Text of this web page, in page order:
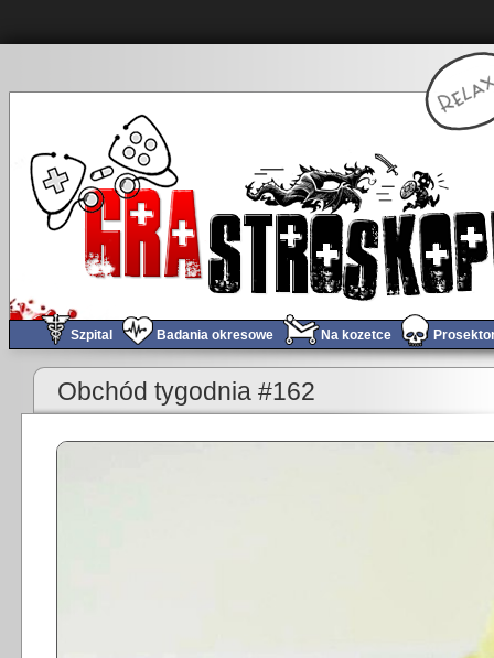
Szpital Badania okresowe Na kozetce
8 bitowa maszyna czasu – Gauntlet
Obchód tygodnia #162